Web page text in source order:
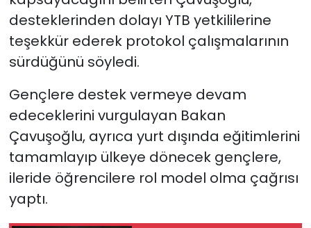
desteklerinden dolayı YTB yetkililerine
teşekkür ederek protokol çalışmalarının
sürdüğünü söyledi.
Gençlere destek vermeye devam
edeceklerini vurgulayan Bakan
Çavuşoğlu, ayrıca yurt dışında eğitimlerini
tamamlayıp ülkeye dönecek gençlere,
ileride öğrencilere rol model olma çağrısı
yaptı.